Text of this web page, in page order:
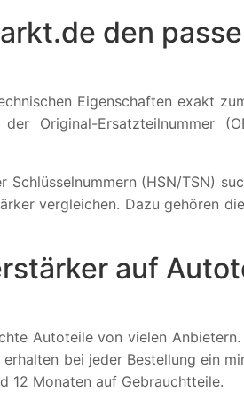
den
Eigenschaften exakt
Original-Ersatzteilnummer
(HSN/TSN)
vergleichen. Dazu gehören
auf
Autoteile von vielen
bei jeder Bestellung ein
12 Monaten auf Gebrauchtteile.